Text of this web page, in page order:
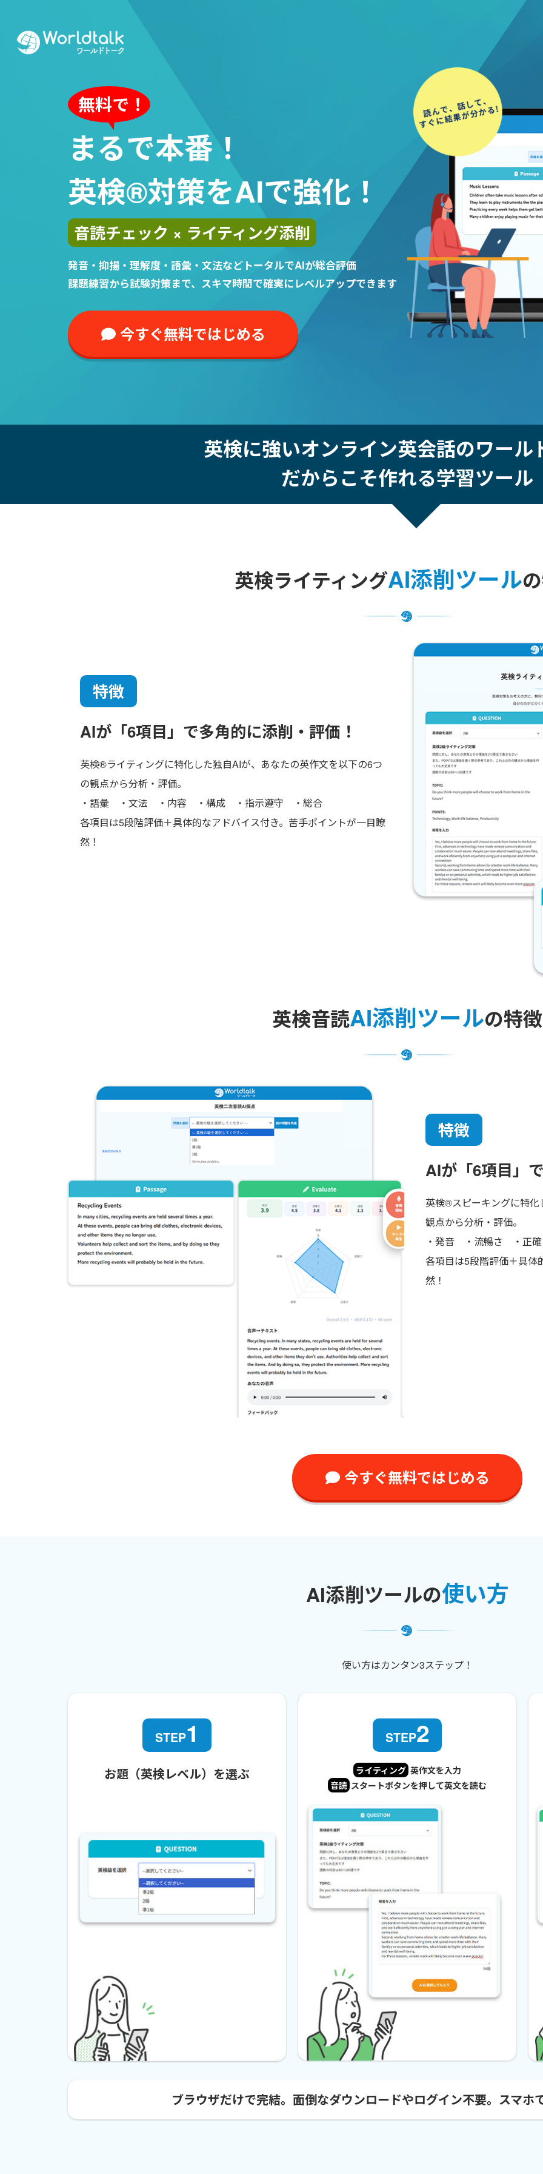
無料で！
まるで本番！
英検®対策をAIで強化！
音読チェック × ライティング添削
発音・抑揚・理解度・語彙・文法などトータルでAIが総合評価
課題練習から試験対策まで、スキマ時間で確実にレベルアップできます
今すぐ無料ではじめる
英検に強いオンライン英会話のワール
だからこそ作れる学習ツール
英検ライティングAI添削ツール
特徴
AIが「6項目」で多角的に添削・評価！
英検®ライティングに特化した独自AIが、あなたの英作文を以下の6つ
の観点から分析・評価。
・語彙 ・文法 ・内容 ・構成 ・指示遵守 ・総合
各項目は5段階評価＋具体的なアドバイス付き。苦手ポイントが一目瞭
然！
英検音読AI添削ツールの特徴
特徴
AIが「6項目」
英検®スピーキングに特
観点から分析・評価。
・発音 ・流暢さ ・正
各項目は5段階評価＋具体
然！
今すぐ無料ではじめる
AI添削ツールの使い方
使い方はカンタン3ステップ！
STEP1
お題（英検レベル）を選ぶ
STEP2
ライティング 英作文を入力
音読 スタートボタンを押して英文を読む
ブラウザだけで完結。面倒なダウンロードやログイン不要。スマホ